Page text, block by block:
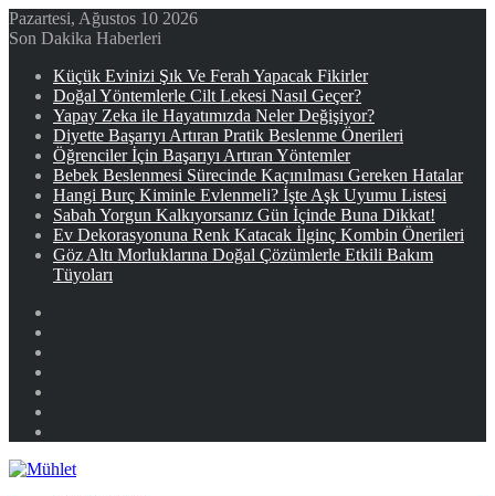
Pazartesi, Ağustos 10 2026
Son Dakika Haberleri
Küçük Evinizi Şık Ve Ferah Yapacak Fikirler
Doğal Yöntemlerle Cilt Lekesi Nasıl Geçer?
Yapay Zeka ile Hayatımızda Neler Değişiyor?
Diyette Başarıyı Artıran Pratik Beslenme Önerileri
Öğrenciler İçin Başarıyı Artıran Yöntemler
Bebek Beslenmesi Sürecinde Kaçınılması Gereken Hatalar
Hangi Burç Kiminle Evlenmeli? İşte Aşk Uyumu Listesi
Sabah Yorgun Kalkıyorsanız Gün İçinde Buna Dikkat!
Ev Dekorasyonuna Renk Katacak İlginç Kombin Önerileri
Göz Altı Morluklarına Doğal Çözümlerle Etkili Bakım
Tüyoları